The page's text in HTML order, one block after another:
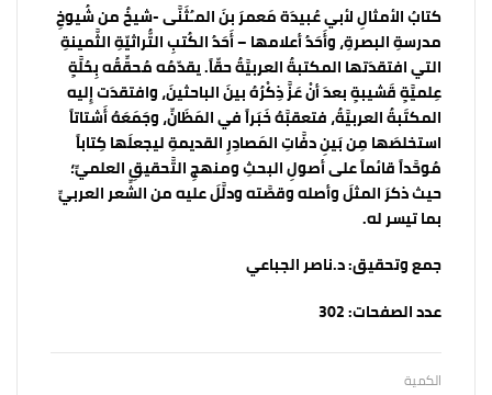
كتابُ الأمثالِ لأبي عُبيدَة مَعمرَ بنَ المـُثَنَّى -شيخٌ من شُيوخِ
مدرسةِ البصرةِ، وأَحَدُ أعلامها – أَحَدُ الكُتبِ التُّراثيّةِ الثَّمينةِ
التي افتقدَتها المكتبةُ العربيَّةُ حقّاً. يقدّمُه مُحقِّقُه بِحُلَّةٍ
عِلميَّةٍ قَشيبةٍ بعدَ أنْ عَزَّ ذِكْرُهُ بينَ الباحثينَ، وافتقدَت إِليه
المكتَبةُ العربيَّةُ، فتعقبَّهُ خَبَراً في المَظَانِّ، وجَمَعَهُ أَشتاتاً
استخلصَها مِن بَينِ دفَّاتِ المَصادِرِ القديمةِ ليجعلَها كِتاباً
مُوحَّداً قائماً على أصولِ البحثِ ومنهجِ التَّحقيقِ العلميِّ؛
حيث ذكرَ المثلَ وأصله وقصَّته ودلَّلَ عليه من الشِّعر العربيِّ
بما تيسر له.
جمع وتحقيق:د.ناصر الجباعي
عدد الصفحات:
الكمية